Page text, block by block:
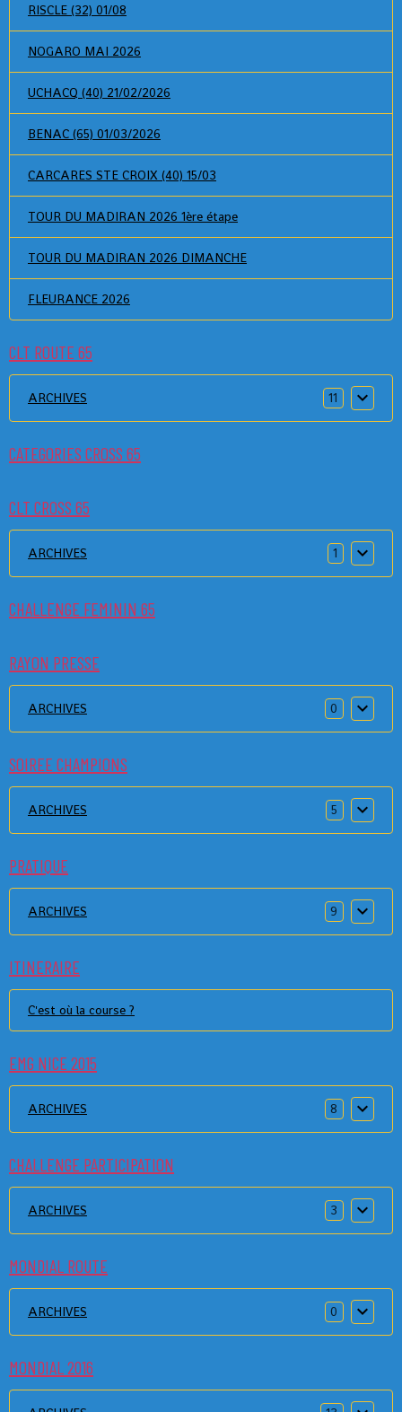
RISCLE (32) 01/08
NOGARO MAI 2026
UCHACQ (40) 21/02/2026
BENAC (65) 01/03/2026
CARCARES STE CROIX (40) 15/03
TOUR DU MADIRAN 2026 1ère étape
TOUR DU MADIRAN 2026 DIMANCHE
FLEURANCE 2026
CLT ROUTE 65
ARCHIVES 11
CATEGORIES CROSS 65
CLT CROSS 65
ARCHIVES 1
CHALLENGE FEMININ 65
RAYON PRESSE
ARCHIVES 0
SOIREE CHAMPIONS
ARCHIVES 5
PRATIQUE
ARCHIVES 9
ITINERAIRE
C'est où la course ?
EMG NICE 2015
ARCHIVES 8
CHALLENGE PARTICIPATION
ARCHIVES 3
MONDIAL ROUTE
ARCHIVES 0
MONDIAL 2016